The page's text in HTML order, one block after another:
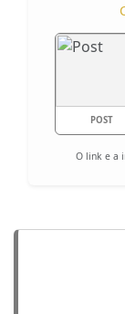
POST
O link e a